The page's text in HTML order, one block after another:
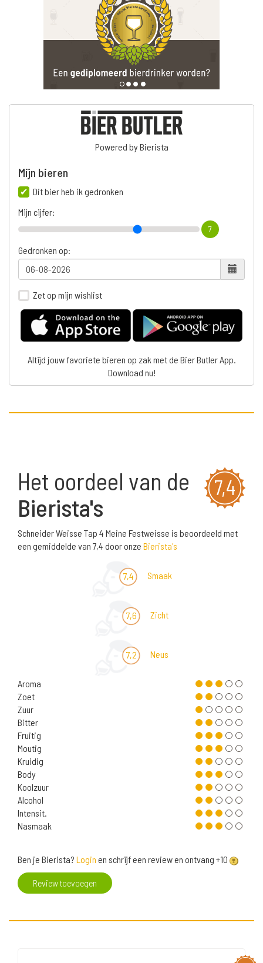
Powered by Bierista
Mijn bieren
Dit bier heb ik gedronken
Mijn cijfer:
7
Gedronken op:
Zet op mijn wishlist
Altijd jouw favoriete bieren op zak met de Bier Butler App.
Download nu!
7,4
Het oordeel van de
Bierista's
Schneider Weisse Tap 4 Meine Festweisse is beoordeeld met
een gemiddelde van 7,4 door onze Bierista's
7,4 Smaak
7,6 Zicht
7,2 Neus
Aroma
Zoet
Zuur
Bitter
Fruitig
Moutig
Kruidig
Body
Koolzuur
Alcohol
Intensit.
Nasmaak
Ben je Bierista? Login en schrijf een review en ontvang +10
Review toevoegen